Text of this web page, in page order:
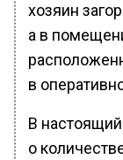
хозяин
а в
в
В
о